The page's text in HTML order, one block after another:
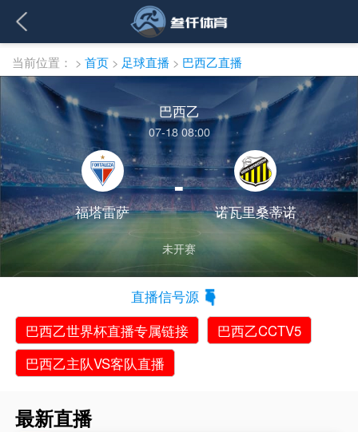
当前位置： > 首页 > 足球直播 > 巴西乙直播
巴西乙
07-18 08:00
福塔雷萨
-
诺瓦里桑蒂诺
未开赛
直播信号源
巴西乙世界杯直播专属链接
巴西乙CCTV5
巴西乙主队VS客队直播
最新直播